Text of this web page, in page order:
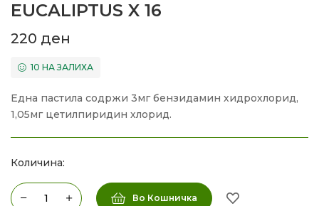
EUCALIPTUS X 16
220 ден
10 НА ЗАЛИХА
Една пастила содржи 3мг бензидамин хидрохлорид,
1,05мг цетилпиридин хлорид.
Количина:
Во Кошничка